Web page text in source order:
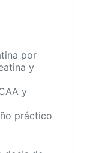
por
y
y
práctico